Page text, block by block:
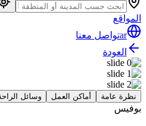
المواقع
arتواصل معنا
العودة
نظرة عامة أماكن العمل وسائل
بوفيس